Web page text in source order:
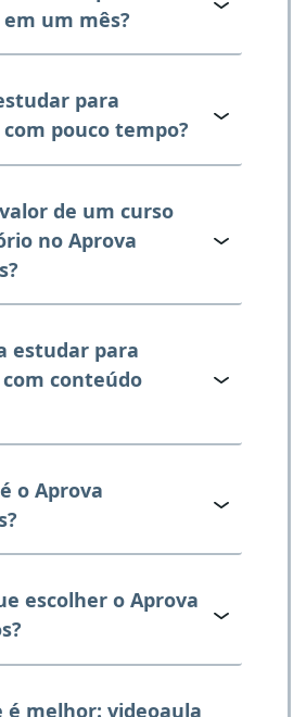
um mês?
para
pouco tempo?
de um curso
no Aprova
estudar para
conteúdo
o Aprova
escolher o Aprova
é melhor: videoaula